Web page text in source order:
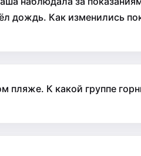
дождь. Как изменились
пляже. К какой группе